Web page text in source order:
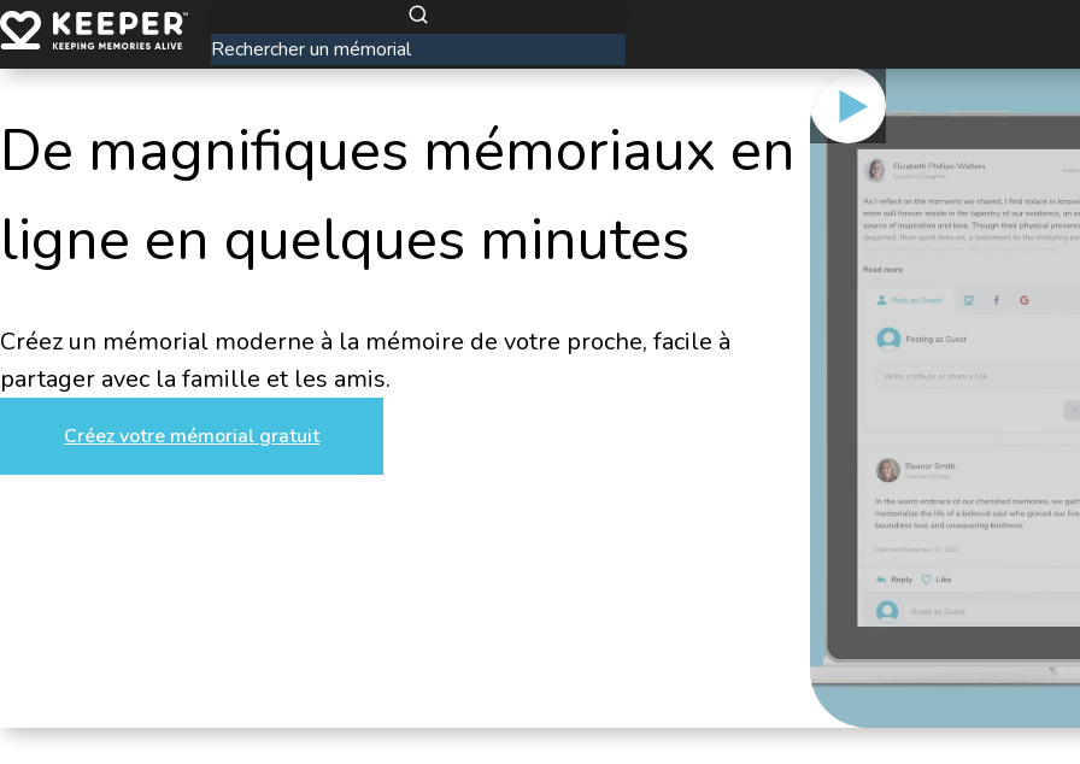
De magnifiques mémoriaux en
ligne en quelques minutes
Créez un mémorial moderne à la mémoire de votre proche, facile à
partager avec la famille et les amis.
Créez votre mémorial gratuit